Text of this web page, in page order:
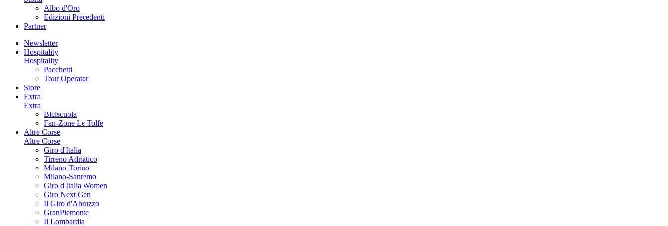
Albo d'Oro
Edizioni Precedenti
Partner
Newsletter
Hospitality
Hospitality
Pacchetti
Tour Operator
Store
Extra
Extra
Biciscuola
Fan-Zone Le Tolfe
Altre Corse
Altre Corse
Giro d'Italia
Tirreno Adriatico
Milano-Torino
Milano-Sanremo
Giro d'Italia Women
Giro Next Gen
Il Giro d'Abruzzo
GranPiemonte
Il Lombardia